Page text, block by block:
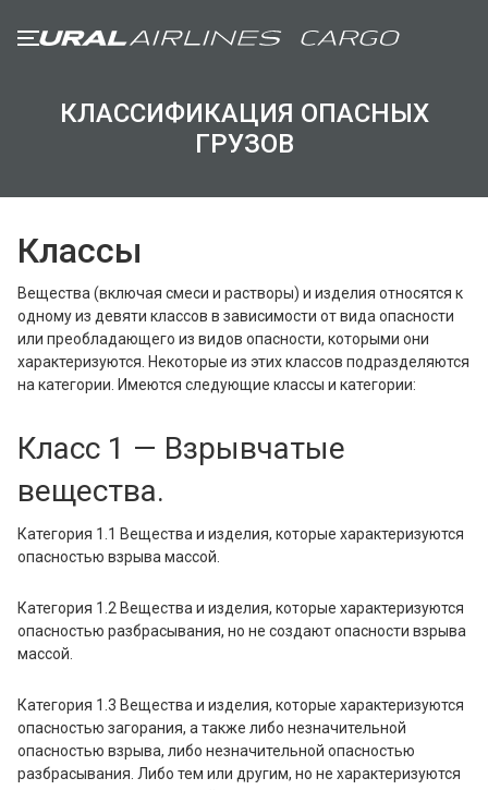
ГРУЗООТПРАВИТЕЛЯМ
Общие положения
Требования к упаковке и маркировке
Специальные грузы
ПАРК ВОЗДУШНЫХ СУДОВ
Airbus A319
Airbus A320
Airbus A321
Airbus A321 neo
КОНТАКТЫ ГРУЗОВЫХ АГЕНТОВ
КЛАССИФИКАЦИЯ ОПАСНЫХ
ГРУЗОВ
Классы
Вещества (включая смеси и растворы) и изделия относятся к
одному из девяти классов в зависимости от вида опасности
или преобладающего из видов опасности, которыми они
характеризуются. Некоторые из этих классов подразделяются
на категории. Имеются следующие классы и категории:
Класс 1 — Взрывчатые
вещества.
Категория 1.1 Вещества и изделия, которые характеризуются
опасностью взрыва массой.
Категория 1.2 Вещества и изделия, которые характеризуются
опасностью разбрасывания, но не создают опасности взрыва
массой.
Категория 1.3 Вещества и изделия, которые характеризуются
опасностью загорания, а также либо незначительной
опасностью взрыва, либо незначительной опасностью
разбрасывания. Либо тем или другим, но не характеризуются